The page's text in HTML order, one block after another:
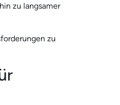
zu langsamer
zu